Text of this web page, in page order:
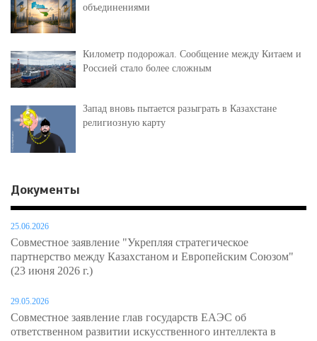
объединениями
Километр подорожал. Сообщение между Китаем и
Россией стало более сложным
Запад вновь пытается разыграть в Казахстане
религиозную карту
Документы
25.06.2026
Совместное заявление "Укрепляя стратегическое
партнерство между Казахстаном и Европейским Союзом"
(23 июня 2026 г.)
29.05.2026
Совместное заявление глав государств ЕАЭС об
ответственном развитии искусственного интеллекта в